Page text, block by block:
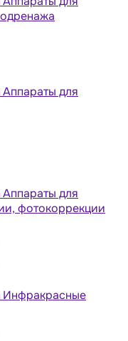
Аппараты для
Аппараты для
фотокоррекции
Инфракрасные